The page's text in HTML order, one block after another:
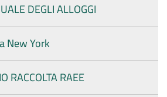
DEGLI ALLOGGI
New York
RACCOLTA RAEE